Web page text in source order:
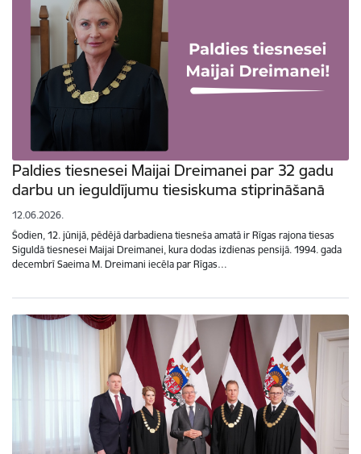
Paldies tiesnesei Maijai Dreimanei par 32 gadu
darbu un ieguldījumu tiesiskuma stiprināšanā
12.06.2026.
Šodien, 12. jūnijā, pēdējā darbadiena tiesneša amatā ir Rīgas rajona tiesas
Siguldā tiesnesei Maijai Dreimanei, kura dodas izdienas pensijā. 1994. gada
decembrī Saeima M. Dreimani iecēla par Rīgas…